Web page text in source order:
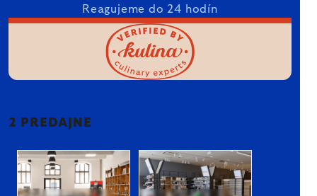
Reagujeme do 24 hodín
2 PREDAJNE